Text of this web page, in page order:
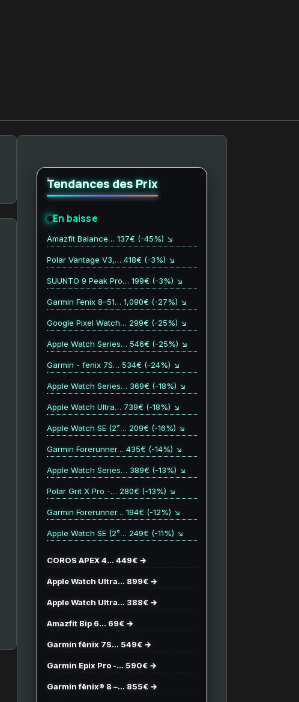
Tendances des Prix
En baisse
Amazfit Balance… 137€ (-45%) ↘
Polar Vantage V3,… 418€ (-3%) ↘
SUUNTO 9 Peak Pro… 199€ (-3%) ↘
Garmin Fenix 8–51… 1,090€ (-27%) ↘
Google Pixel Watch… 299€ (-25%) ↘
Apple Watch Series… 546€ (-25%) ↘
Garmin - fenix 7S… 534€ (-24%) ↘
Apple Watch Series… 369€ (-18%) ↘
Apple Watch Ultra… 739€ (-18%) ↘
Apple Watch SE (2ᵉ… 209€ (-16%) ↘
Garmin Forerunner… 435€ (-14%) ↘
Apple Watch Series… 389€ (-13%) ↘
Polar Grit X Pro -… 280€ (-13%) ↘
Garmin Forerunner… 194€ (-12%) ↘
Apple Watch SE (2ᵉ… 249€ (-11%) ↘
COROS APEX 4… 449€ →
Apple Watch Ultra… 899€ →
Apple Watch Ultra… 388€ →
Amazfit Bip 6… 69€ →
Garmin fēnix 7S… 549€ →
Garmin Epix Pro -… 590€ →
Garmin fēnix® 8 –… 855€ →